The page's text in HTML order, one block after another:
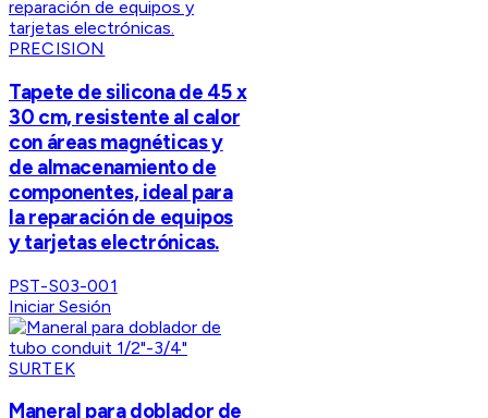
PRECISION
Tapete de silicona de 45 x
30 cm, resistente al calor
con áreas magnéticas y
de almacenamiento de
componentes, ideal para
la reparación de equipos
y tarjetas electrónicas.
PST-S03-001
Iniciar Sesión
SURTEK
Maneral para doblador de